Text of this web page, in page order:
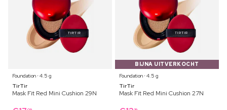
Foundation ⋅ 4.5 g
TirTir
Mask Fit Red Mini Cushion 29N
BIJNA UITVERKOCHT
Foundation ⋅ 4.5 g
TirTir
Mask Fit Red Mini Cushion 27N